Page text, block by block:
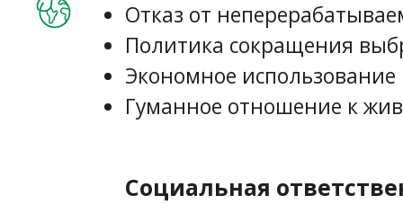
Отказ от
Политика сокращения
Экономное
Гуманное отношение к
Социальная